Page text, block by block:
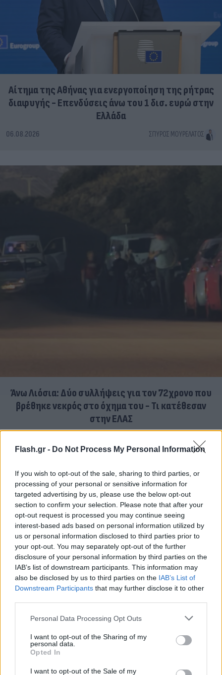
Flash.gr - Do Not Process My Personal Information
If you wish to opt-out of the sale, sharing to third parties, or
processing of your personal or sensitive information for
targeted advertising by us, please use the below opt-out
section to confirm your selection. Please note that after your
opt-out request is processed you may continue seeing
interest-based ads based on personal information utilized by
us or personal information disclosed to third parties prior to
your opt-out. You may separately opt-out of the further
disclosure of your personal information by third parties on the
IAB’s list of downstream participants. This information may
also be disclosed by us to third parties on the IAB’s List of
Downstream Participants that may further disclose it to other
Please note that this website/app uses one or more Google
not limited to your visit or usage behaviour. You may click to
grant or deny consent to Google and its third-party tags to
use your data for below specified purposes in below Google
consent section.
Personal Data Processing Opt Outs
I want to opt-out of the Sharing of my
personal data.
Opted In
I want to opt-out of the Sale of my
Αίτημα της Αθήνας για ενεργοποίηση της ρήτρας
διαφυγής - Επενδύσεις άνω του 1 δισ. ευρώ στην
Ελλάδα
06.08.2026 ΣΠΎΡΟΣ ΜΟΥΡΕΛΆΤΟΣ
Άνω Λιόσια: Δύο συλλήψεις για τον 72χρονο που
βρέθηκε νεκρός στο όχημα του - Τι κατέθεσαν
στην ΕΛΑΣ